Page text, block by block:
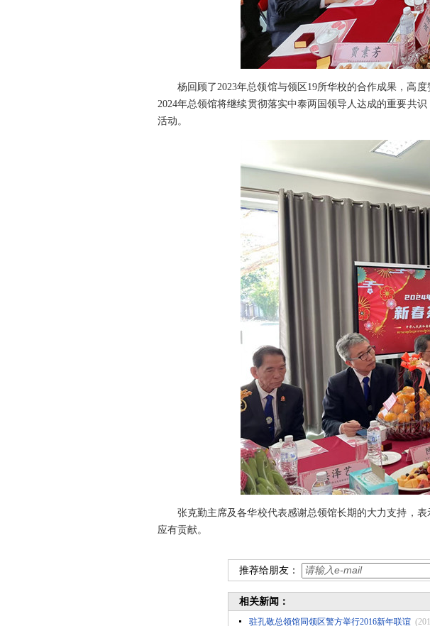
杨回顾了2023年总领馆与领区19所华校的合作成果，高
2024年总领馆将继续贯彻落实中泰两国领导人达成的重要共
活动。
张克勤主席及各华校代表感谢总领馆长期的大力支持，
应有贡献。
推荐给朋友：
相关新闻：
驻孔敬总领馆同领区警方举行2016新年联谊